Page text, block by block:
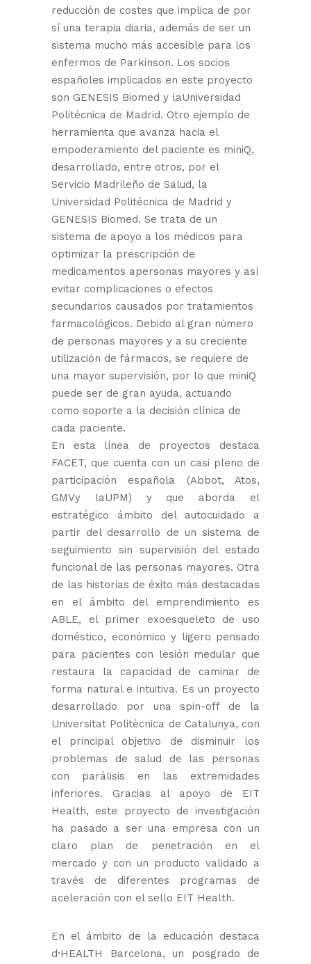
reducción de costes que implica de por
sí una terapia diaria, además de ser un
sistema mucho más accesible para los
enfermos de Parkinson. Los socios
españoles implicados en este proyecto
son GENESIS Biomed y laUniversidad
Politécnica de Madrid. Otro ejemplo de
herramienta que avanza hacia el
empoderamiento del paciente es miniQ,
desarrollado, entre otros, por el
Servicio Madrileño de Salud, la
Universidad Politécnica de Madrid y
GENESIS Biomed. Se trata de un
sistema de apoyo a los médicos para
optimizar la prescripción de
medicamentos apersonas mayores y así
evitar complicaciones o efectos
secundarios causados por tratamientos
farmacológicos. Debido al gran número
de personas mayores y a su creciente
utilización de fármacos, se requiere de
una mayor supervisión, por lo que miniQ
puede ser de gran ayuda, actuando
como soporte a la decisión clínica de
cada paciente.
En esta línea de proyectos destaca
FACET, que cuenta con un casi pleno de
participación española (Abbot, Atos,
GMVy laUPM) y que aborda el
estratégico ámbito del autocuidado a
partir del desarrollo de un sistema de
seguimiento sin supervisión del estado
funcional de las personas mayores. Otra
de las historias de éxito más destacadas
en el ámbito del emprendimiento es
ABLE, el primer exoesqueleto de uso
doméstico, económico y ligero pensado
para pacientes con lesión medular que
restaura la capacidad de caminar de
forma natural e intuitiva. Es un proyecto
desarrollado por una spin-off de la
Universitat Politècnica de Catalunya, con
el principal objetivo de disminuir los
problemas de salud de las personas
con parálisis en las extremidades
inferiores. Gracias al apoyo de EIT
Health, este proyecto de investigación
ha pasado a ser una empresa con un
claro plan de penetración en el
mercado y con un producto validado a
través de diferentes programas de
aceleración con el sello EIT Health.
En el ámbito de la educación destaca
d·HEALTH Barcelona, un posgrado de